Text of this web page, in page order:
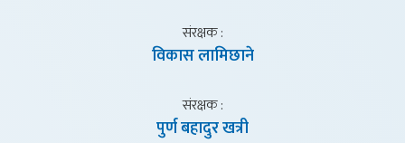
संरक्षक :
विकास लामिछाने
संरक्षक :
पुर्ण बहादुर खत्री